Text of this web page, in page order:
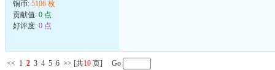
铜币: 5106 枚
贡献值: 0 点
好评度: 0 点
<< 1 2 3 4 5 6 >> [共10 页] Go